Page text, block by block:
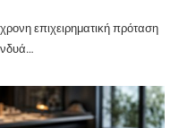
επιχειρηματική πρόταση